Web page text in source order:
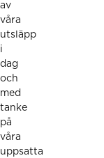
av
våra
utsläpp
i
dag
och
med
tanke
på
våra
uppsatta